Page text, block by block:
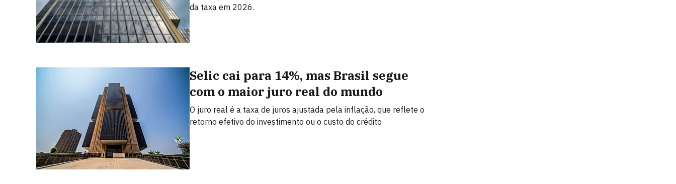
da taxa em 2026.
Selic cai para 14%, mas Brasil segue
com o maior juro real do mundo
O juro real é a taxa de juros ajustada pela inflação, que reflete o
retorno efetivo do investimento ou o custo do crédito